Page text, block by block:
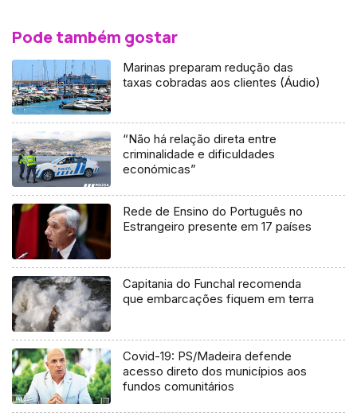
Pode também gostar
Marinas preparam redução das
taxas cobradas aos clientes (Áudio)
“Não há relação direta entre
criminalidade e dificuldades
económicas”
Rede de Ensino do Português no
Estrangeiro presente em 17 países
Capitania do Funchal recomenda
que embarcações fiquem em terra
Covid-19: PS/Madeira defende
acesso direto dos municípios aos
fundos comunitários